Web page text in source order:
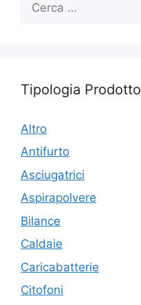
per:
Tipologia Prodotto
Altro
Antifurto
Asciugatrici
Aspirapolvere
Bilance
Caldaie
Caricabatterie
Citofoni